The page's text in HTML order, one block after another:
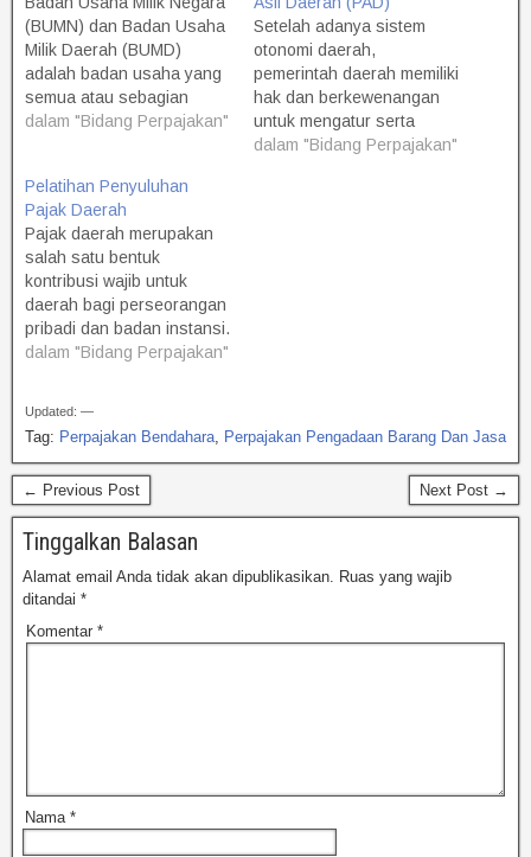
(BUMN) dan Badan Usaha
Milik Daerah (BUMD)
adalah badan usaha yang
semua atau sebagian
modalnya milik negara.
negara yang dipisahkan
untuk usaha demi
kemakmuran rakyat. Dalam
melaksanakan tugasnya,
BUMN dan BUMD, swasta
dan koperasi bekerja sama
serta saling mendukung
sesuai demokrasi…
dalam "Bidang Perpajakan"
Setelah adanya sistem
otonomi daerah,
pemerintah daerah memiliki
hak dan berkewenangan
untuk mengatur serta
melaksanakan
daerah. Hal ini…
dalam "Bidang Perpajakan"
Pelatihan Penyuluhan
Pajak Daerah
Pajak daerah merupakan
salah satu bentuk
kontribusi wajib untuk
daerah bagi perseorangan
pribadi dan badan instansi.
Pajak ini bersifat memaksa
mendapatkan timbal balik
secara langsung. Secara
legalitas, telah diatur
dalam peraturan
perundang-undangan dan
ketetapan pemerintah.
akan digunakan untuk
dalam "Bidang Perpajakan"
Updated: —
Tag: Perpajakan Bendahara Perpajakan Pengadaan Barang Dan Jasa
← Previous Post Next Post →
Tinggalkan Balasan
Alamat email Anda tidak akan dipublikasikan. Ruas yang wajib
ditandai *
Komentar *
Nama *